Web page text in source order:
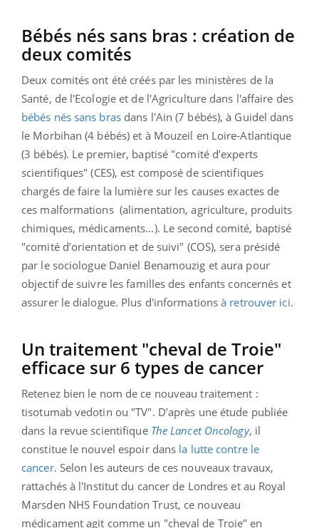
Bébés nés sans bras : création de
deux comités
Deux comités ont été créés par les ministères de la
Santé, de l'Ecologie et de l'Agriculture dans l'affaire des
bébés nés sans brasdans l'Ain (7 bébés), à Guidel dans
le Morbihan (4 bébés) et à Mouzeil en Loire-Atlantique
(3 bébés). Le premier, baptisé "comité d’experts
scientifiques" (CES), est composé de scientifiques
chargés de faire la lumière sur les causes exactes de
ces malformations (alimentation, agriculture, produits
chimiques, médicaments...). L e second comité, baptisé
"comité d’orientation et de suivi" (COS), sera présidé
par le sociologue Daniel Benamouzig et aura pour
objectif de suivre les familles des enfants concernés et
assurer le dialogue. Plus d'informationsà retrouver ici.
Un traitement "cheval de Troie"
efficace sur 6 types de cancer
Retenez bien le nom de ce nouveau traitement :
tisotumab vedotin ou "TV". D’après une étude publiée
dans la revue scientifique The Lancet Oncology, il
constitue le nouvel espoir dans la lutte contre le
cancer. Selon les auteurs de ces nouveaux travaux,
rattachés à l'Institut du cancer de Londres et au Royal
Marsden NHS Foundation Trust, ce nouveau
médicament agit comme un "cheval de Troie" en